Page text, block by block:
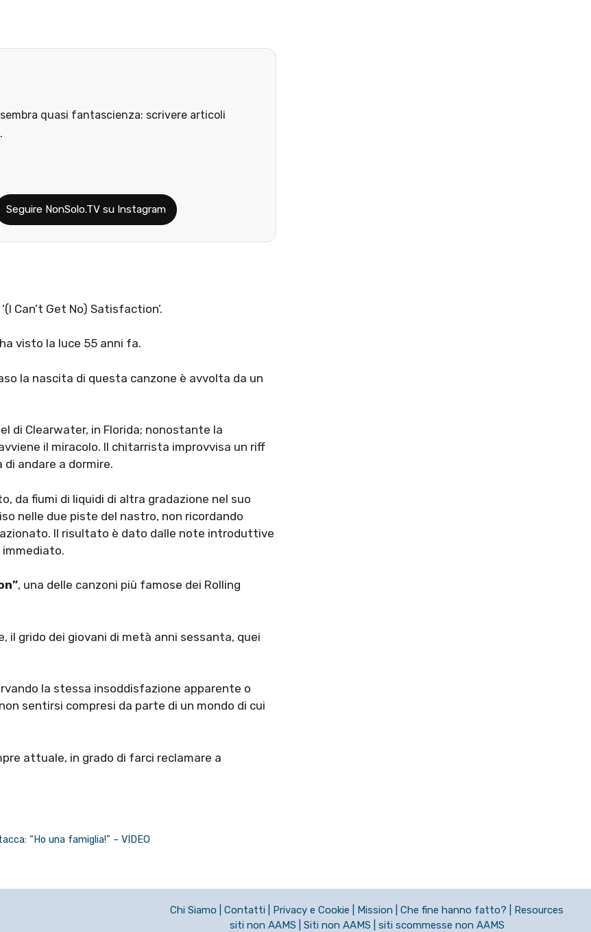
quasi fantascienza: scrivere articoli
Seguire NonSolo.TV su Instagram
Can’t Get No) Satisfaction’.
visto la luce 55 anni fa.
la nascita di questa canzone è avvolta da un
di Clearwater, in Florida; nonostante la
il miracolo. Il chitarrista improvvisa un riff
andare a dormire.
da fiumi di liquidi di altra gradazione nel suo
nelle due piste del nastro, non ricordando
Il risultato è dato dalle note introduttive
immediato.
, una delle canzoni più famose dei Rolling
il grido dei giovani di metà anni sessanta, quei
la stessa insoddisfazione apparente o
sentirsi compresi da parte di un mondo di cui
attuale, in grado di farci reclamare a
“Ho una famiglia!” – VIDEO
Chi Siamo Contatti Privacy e Cookie Mission Che fine hanno fatto?
Resources
siti non AAMS
Siti non AAMS siti scommesse non AAMS